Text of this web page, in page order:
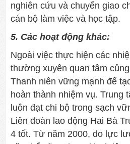
nghiên cứu và chuyển giao
cán bộ làm việc và học tập.
5. Các hoạt động khác:
Ngoài việc thực hiện các
thường xuyên quan tâm
Thanh niên vững mạnh để
hoàn thành nhiệm vụ. Trung
luôn đạt chi bộ trong sạch
Liên đoàn lao động Hai Bà
4 tốt. Từ năm 2000, do lực